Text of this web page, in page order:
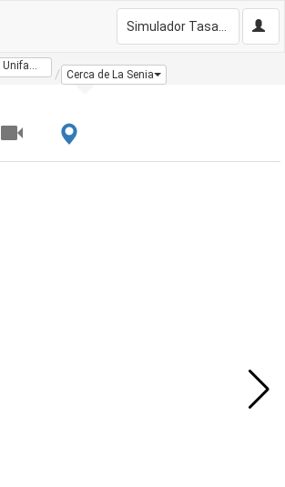
Casa Unifamiliar
Cerca de La Senia